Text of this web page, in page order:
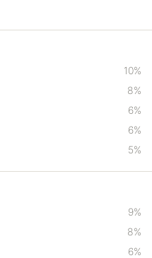
10%
8%
6%
6%
5%
9%
8%
6%